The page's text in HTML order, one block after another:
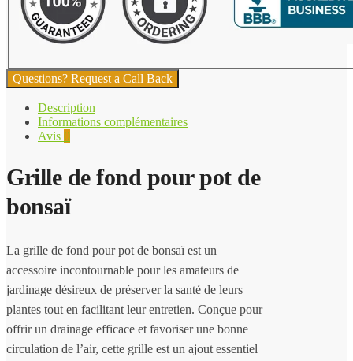
Questions? Request a Call Back
Description
Informations complémentaires
Avis 0
Grille de fond pour pot de
bonsaï
La grille de fond pour pot de bonsaï est un
accessoire incontournable pour les amateurs de
jardinage désireux de préserver la santé de leurs
plantes tout en facilitant leur entretien. Conçue pour
offrir un drainage efficace et favoriser une bonne
circulation de l’air, cette grille est un ajout essentiel